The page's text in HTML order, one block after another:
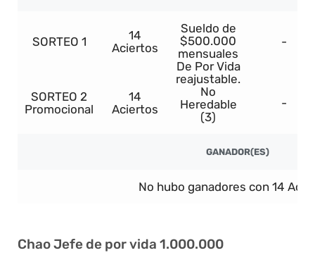
SORTEO 1
14
Aciertos
Sueldo de
$500.000
mensuales
De Por Vida
reajustable.
No
Heredable
(3)
-
SORTEO 2
Promocional
14
Aciertos
-
GANADOR(ES)
No hubo ganadores con 14
Chao Jefe de por vida 1.000.000